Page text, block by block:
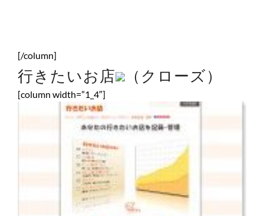
[/column]
行きたいお店 （クローズ）
[column width=”1_4″]